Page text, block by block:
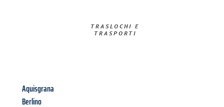
TRASLOCHI E
TRASPORTI​
Aquisgrana
Berlino